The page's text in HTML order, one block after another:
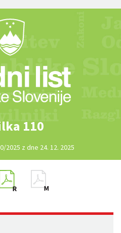
110
2025 z dne 24. 12. 2025